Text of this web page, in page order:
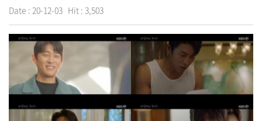
Date : 20-12-03 Hit : 3,503